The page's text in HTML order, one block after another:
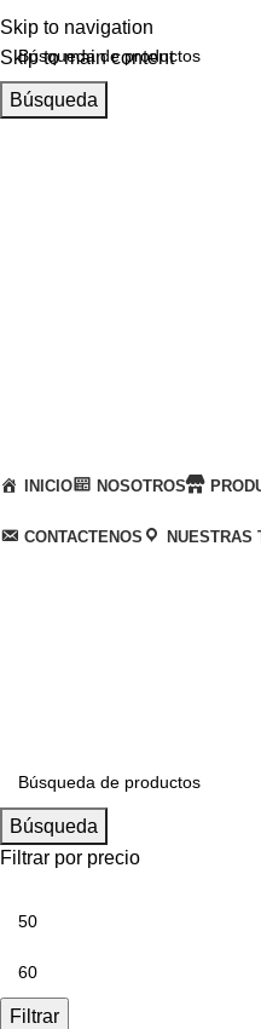
Skip to navigation
Skip to main content
Búsqueda
INICIO NOSOTROS
CONTACTENOS NUESTRAS
Búsqueda
Filtrar por precio
Filtrar